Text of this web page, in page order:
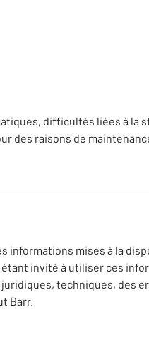
difficultés liées à la
des raisons de
informations mises à la
invité à utiliser ces
techniques, des
Barr.